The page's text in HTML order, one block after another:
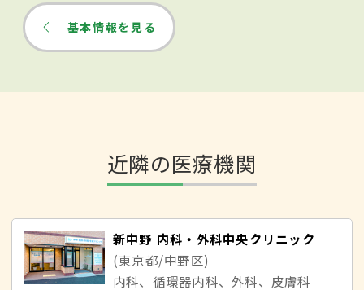
基本情報を見る
近隣の医療機関
新中野 内科・外科中央クリニック
(東京都/中野区)
内科、循環器内科、外科、皮膚科